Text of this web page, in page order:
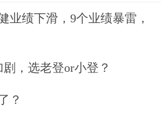
少2612亿元。
余额8195亿美元，同
业绩下滑，9个业绩暴雷，
，选老登or小登？
？